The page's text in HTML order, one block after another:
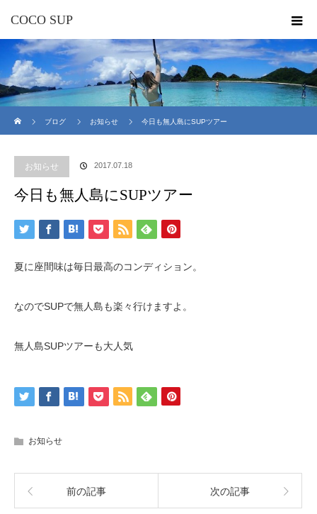
COCO SUP
ブログ
お知らせ 今日も無人島にSUPツアー
お知らせ 2017.07.18
今日も無人島にSUPツアー
夏に座間味は毎日最高のコンディション。
なのでSUPで無人島も楽々行けますよ。
無人島SUPツアーも大人気
お知らせ
前の記事 次の記事